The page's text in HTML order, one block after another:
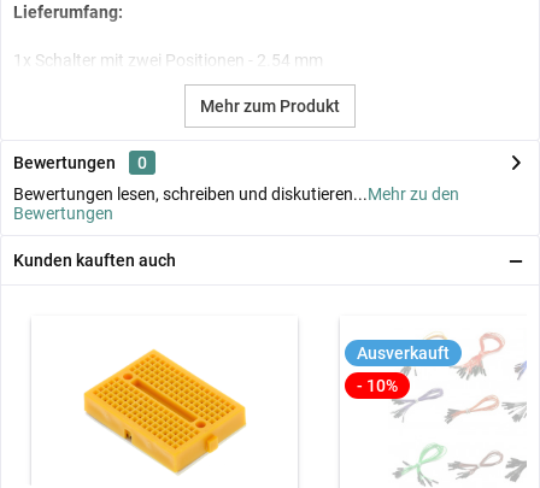
Lieferumfang:
1x Schalter mit zwei Positionen - 2.54 mm
Mehr zum Produkt
Bewertungen
0
Bewertungen lesen, schreiben und diskutieren...Mehr zu den
Bewertungen
Kunden kauften auch
Ausverkauft
- 10%